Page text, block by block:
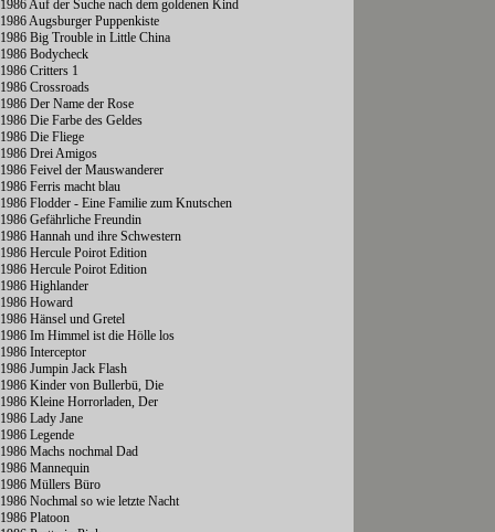
1986 Auf der Suche nach dem goldenen Kind
1986 Augsburger Puppenkiste
1986 Big Trouble in Little China
1986 Bodycheck
1986 Critters 1
1986 Crossroads
1986 Der Name der Rose
1986 Die Farbe des Geldes
1986 Die Fliege
1986 Drei Amigos
1986 Feivel der Mauswanderer
1986 Ferris macht blau
1986 Flodder - Eine Familie zum Knutschen
1986 Gefährliche Freundin
1986 Hannah und ihre Schwestern
1986 Hercule Poirot Edition
1986 Hercule Poirot Edition
1986 Highlander
1986 Howard
1986 Hänsel und Gretel
1986 Im Himmel ist die Hölle los
1986 Interceptor
1986 Jumpin Jack Flash
1986 Kinder von Bullerbü, Die
1986 Kleine Horrorladen, Der
1986 Lady Jane
1986 Legende
1986 Machs nochmal Dad
1986 Mannequin
1986 Müllers Büro
1986 Nochmal so wie letzte Nacht
1986 Platoon